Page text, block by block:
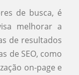
de busca, é
melhorar a
de resultados
de SEO, como
on-page e